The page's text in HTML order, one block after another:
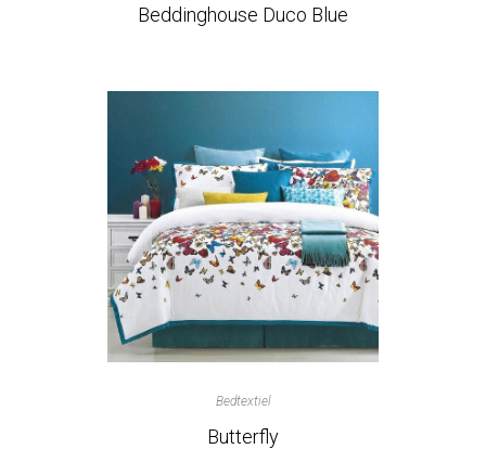
Beddinghouse Duco Blue
Bedtextiel
Butterfly